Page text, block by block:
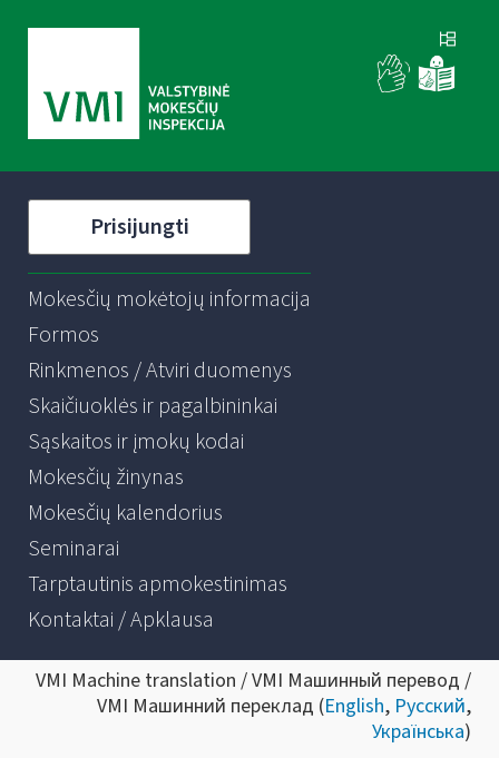
Prisijungti
Mokesčių mokėtojų informacija
Formos
Rinkmenos / Atviri duomenys
Skaičiuoklės ir pagalbininkai
Sąskaitos ir įmokų kodai
Mokesčių žinynas
Mokesčių kalendorius
Seminarai
Tarptautinis apmokestinimas
Kontaktai / Apklausa
VMI Machine translation / VMI Машинный перевод /
VMI Машинний переклад (English, Русский,
Українська)